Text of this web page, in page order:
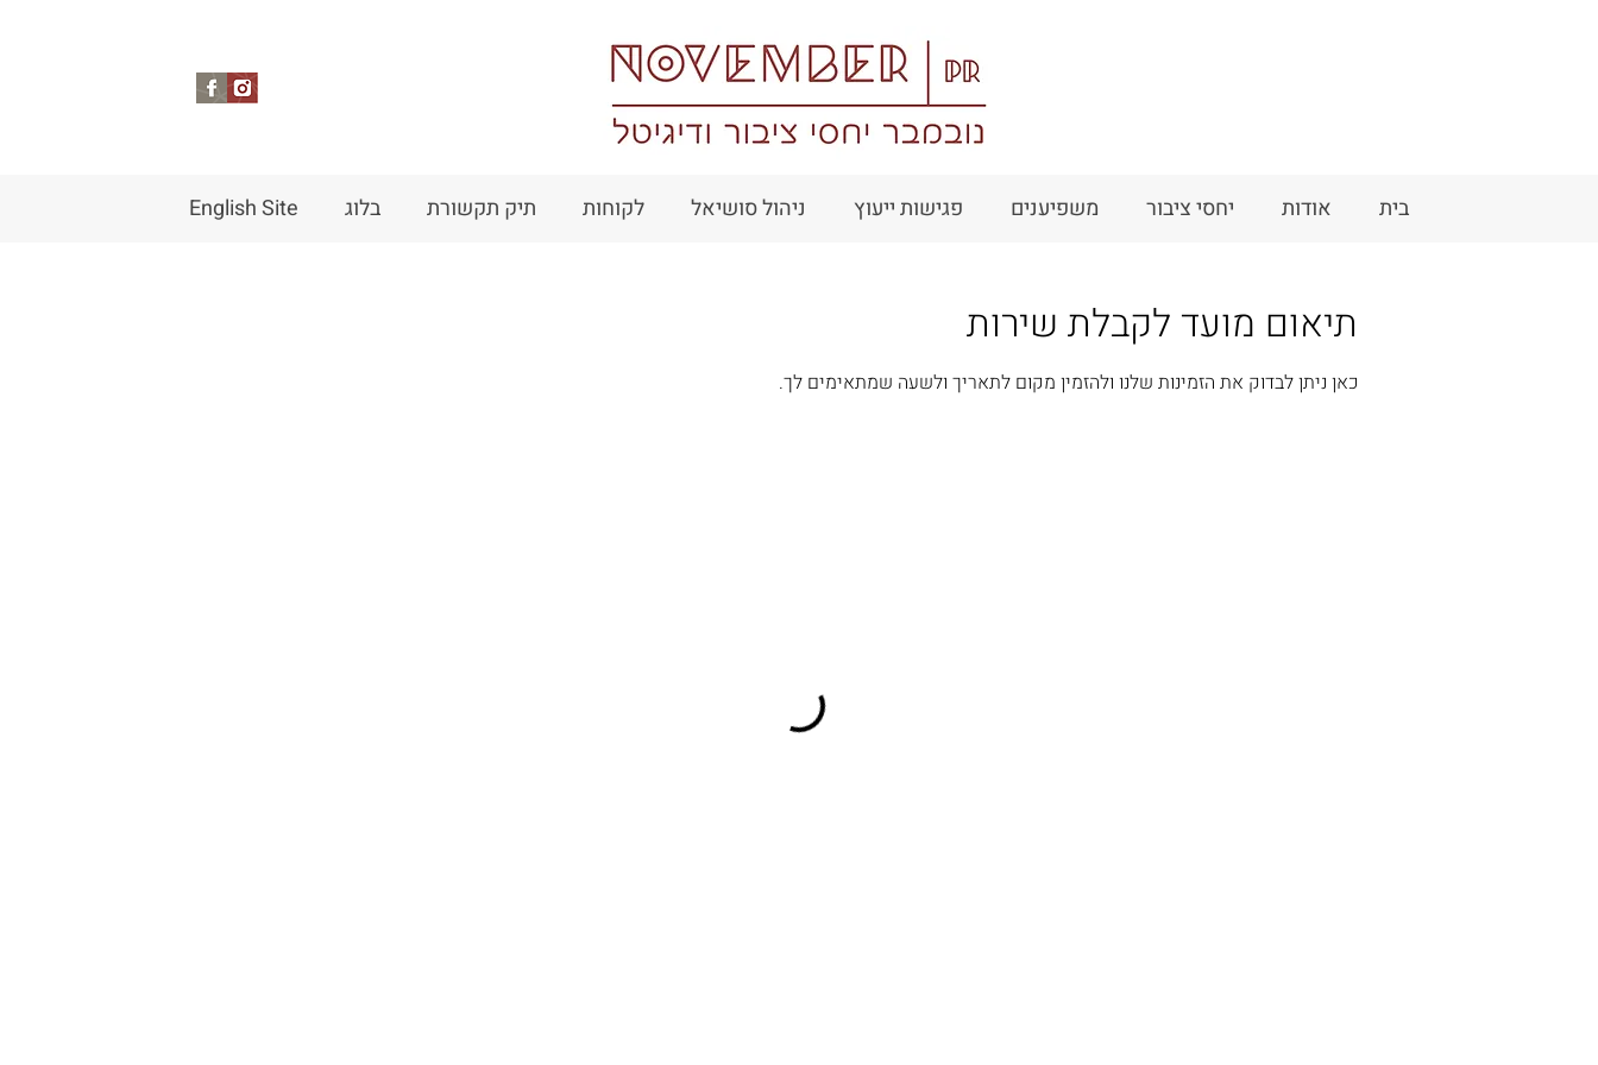
בית אודות יחסי ציבור משפיענים פגישות ייעוץ ניהול סושיאל לקוחות תיק תקשורת בלוג English Site
תיאום מועד לקבלת שירות
כאן ניתן לבדוק את הזמינות שלנו ולהזמין מקום לתאריך ולשעה שמתאימים לך.